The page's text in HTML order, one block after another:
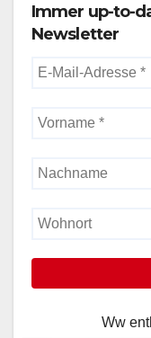
Immer up-to-
Newsletter
Ww